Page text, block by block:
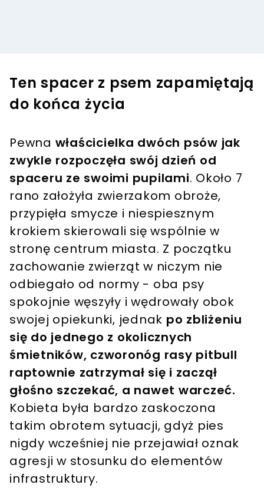
Ten spacer z psem zapamiętają
do końca życia
Pewna właścicielka dwóch psów jak
zwykle rozpoczęła swój dzień od
spaceru ze swoimi pupilami. Około 7
rano założyła zwierzakom obroże,
przypięła smycze i niespiesznym
krokiem skierowali się wspólnie w
stronę centrum miasta. Z początku
zachowanie zwierząt w niczym nie
odbiegało od normy - oba psy
spokojnie węszyły i wędrowały obok
swojej opiekunki, jednak po zbliżeniu
się do jednego z okolicznych
śmietników, czworonóg rasy pitbull
raptownie zatrzymał się i zaczął
głośno szczekać, a nawet warczeć.
Kobieta była bardzo zaskoczona
takim obrotem sytuacji, gdyż pies
nigdy wcześniej nie przejawiał oznak
agresji w stosunku do elementów
infrastruktury.